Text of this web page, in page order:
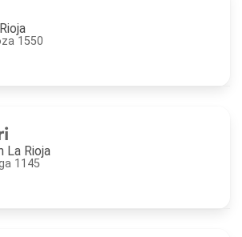
1550
La Rioja
1145